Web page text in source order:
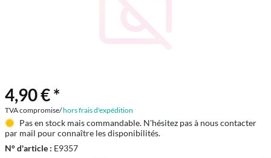
4,90 € *
TVA compromise/hors frais d'expédition
Pas en stock mais commandable. N'hésitez pas à nous contacter
par mail pour connaître les disponibilités.
N° d'article : E9357